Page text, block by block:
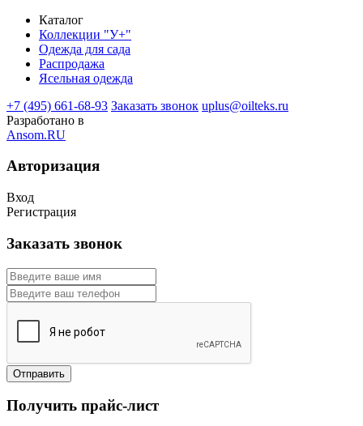
Каталог
Коллекции "У+"
Одежда для сада
Распродажа
Ясельная одежда
+7 (495) 661-68-93 Заказать звонок uplus@oilteks.ru
Разработано в
Ansom.RU
Авторизация
Вход
Регистрация
Заказать звонок
Получить прайс-лист